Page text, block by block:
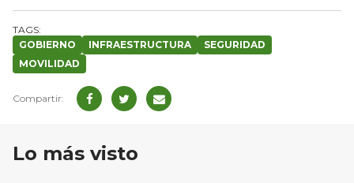
GOBIERNO INFRAESTRUCTURA
SEGURIDAD
MOVILIDAD
Lo más visto